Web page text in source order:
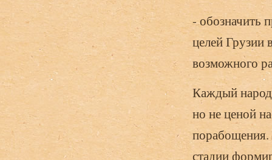
- обозначить
целей Грузии
возможного
Каждый
но не ценой
порабощения.
стадии